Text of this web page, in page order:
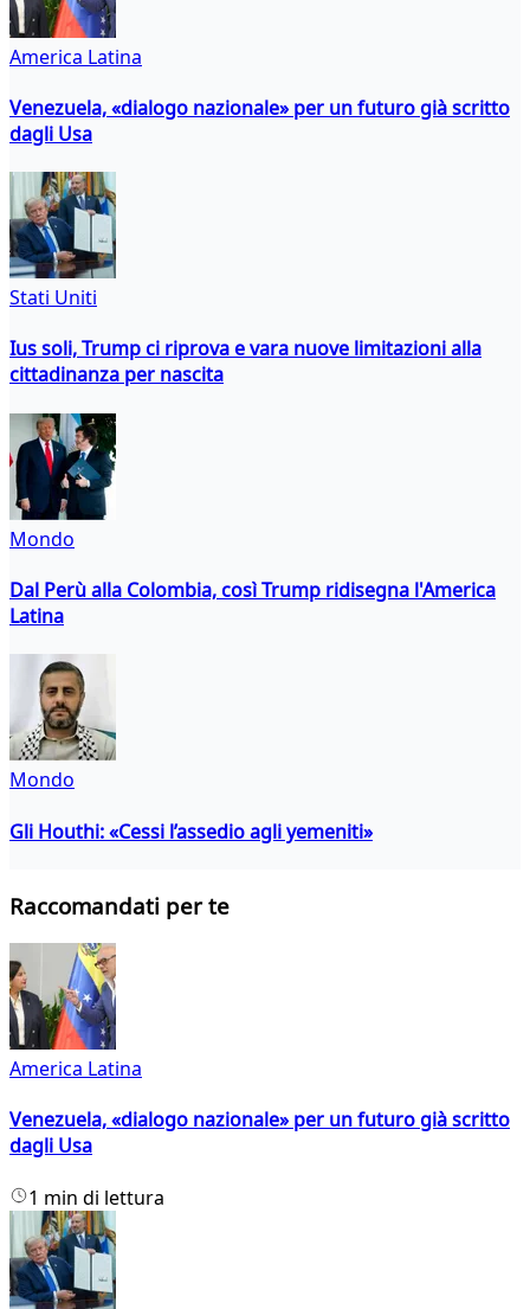
America Latina
Venezuela, «dialogo nazionale» per un futuro già scritto
dagli Usa
Stati Uniti
Ius soli, Trump ci riprova e vara nuove limitazioni alla
cittadinanza per nascita
Mondo
Dal Perù alla Colombia, così Trump ridisegna l'America
Latina
Mondo
Gli Houthi: «Cessi l’assedio agli yemeniti»
Raccomandati per te
America Latina
Venezuela, «dialogo nazionale» per un futuro già scritto
dagli Usa
1 min di lettura